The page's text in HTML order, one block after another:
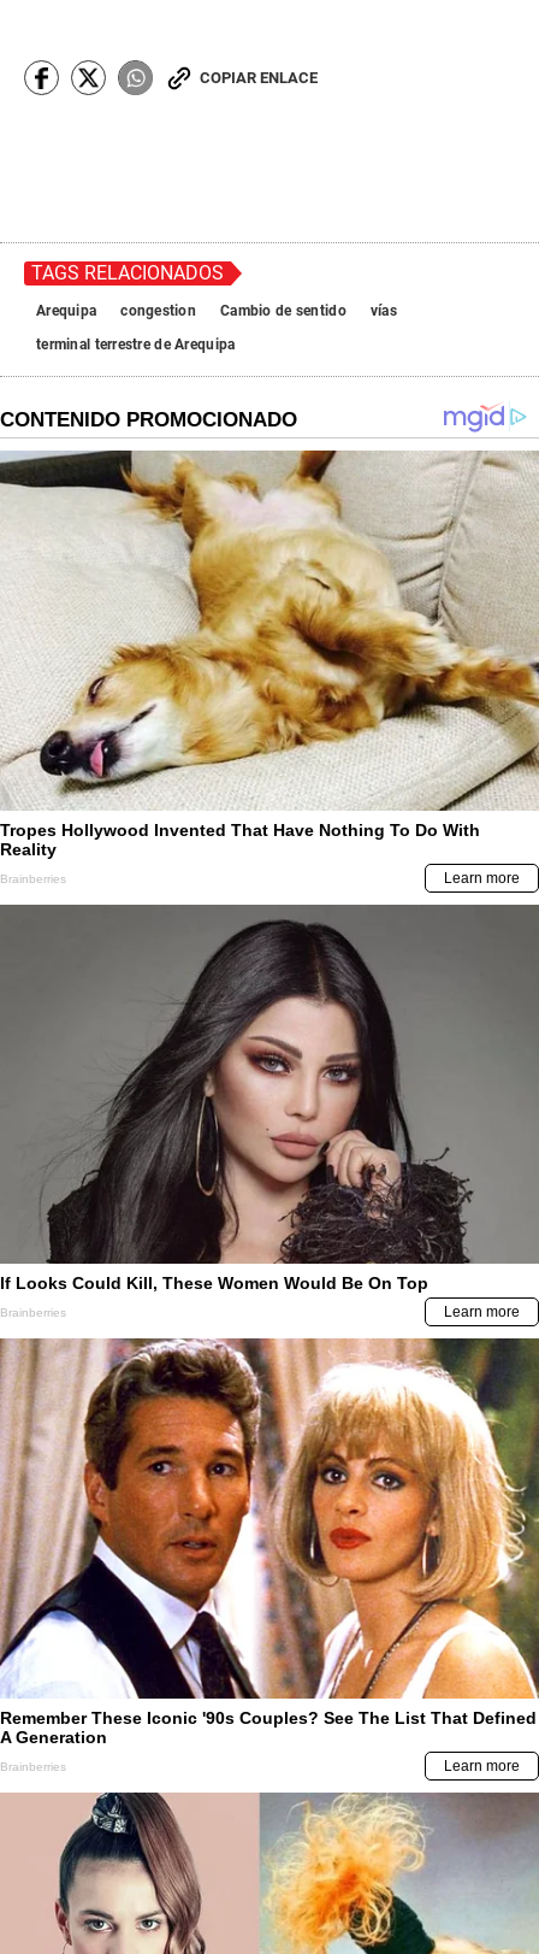
COPIAR ENLACE
TAGS RELACIONADOS
Arequipa congestion Cambio de sentido
vías
terminal terrestre de Arequipa